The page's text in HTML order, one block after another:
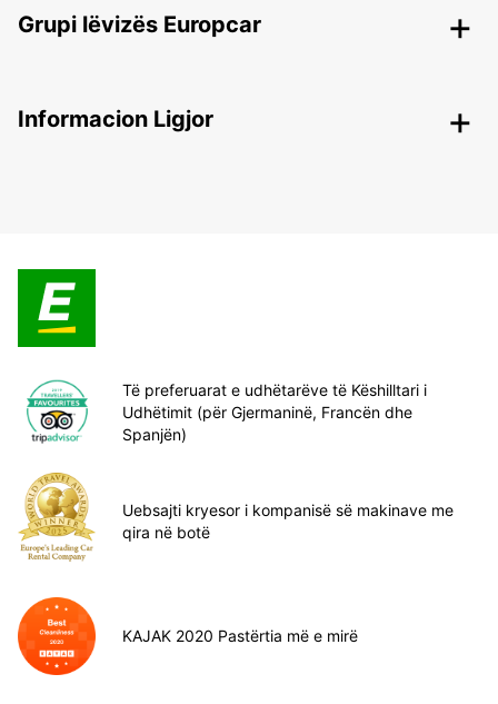
Grupi lëvizës Europcar
Informacion Ligjor
Të preferuarat e udhëtarëve të Këshilltari i
Udhëtimit (për Gjermaninë, Francën dhe
Spanjën)
Uebsajti kryesor i kompanisë së makinave me
qira në botë
KAJAK 2020 Pastërtia më e mirë